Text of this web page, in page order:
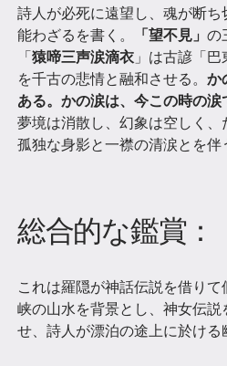
詩人が必死に遠望し、魂が断
能わざるを書く。
「望不見」 の
「 猿啼三声涙滴衣 」は古諺「
を千古の悲情と融和させる。 か
ある。かの涙は、今この時の涙
夢境は消散し、幻象は空しく
孤独な身影と一襟の清涙とを伴
総合的な鑑賞：
これは羅隠が神話伝説を借り
峡の山水を背景とし、神女伝
せ、詩人が漂泊の途上に於ける